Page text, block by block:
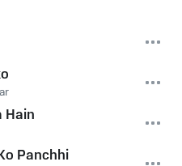
Hain
Panchhi